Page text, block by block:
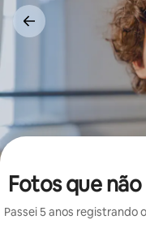
Pular
conteúdo
Fotos que
Passei 5 anos registrando